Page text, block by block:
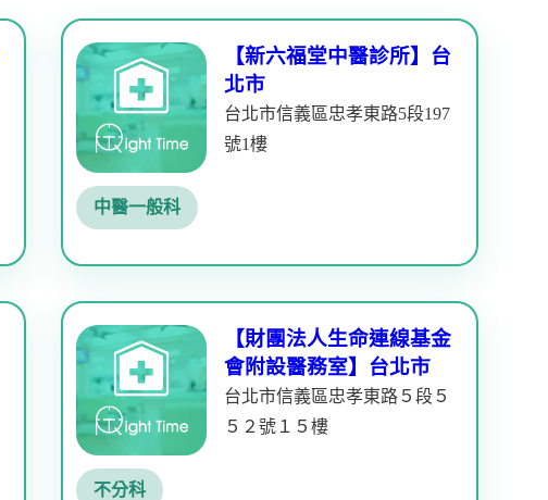
【新六福堂中醫診所】台
北市
台北市信義區忠孝東路5段197
號1樓
中醫一般科
【財團法人生命連線基金
會附設醫務室】台北市
台北市信義區忠孝東路５段５
５２號１５樓
不分科